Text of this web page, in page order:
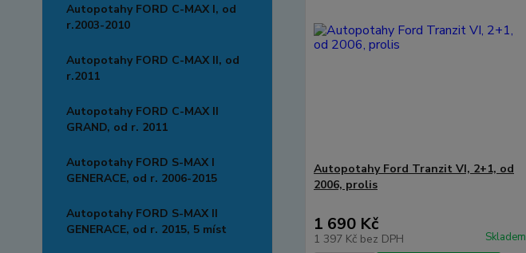
Autopotahy FORD C-MAX I, od
r.2003-2010
Autopotahy FORD C-MAX II, od
r.2011
Autopotahy FORD C-MAX II
GRAND, od r. 2011
Autopotahy FORD S-MAX I
GENERACE, od r. 2006-2015
Autopotahy FORD S-MAX II
GENERACE, od r. 2015, 5 míst
Autopotahy Ford Tranzit VI, 2+1, od
2006, prolis
1 690 Kč
1 397 Kč bez DPH Skladem